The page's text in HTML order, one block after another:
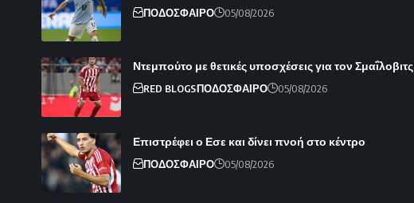
ΠΟΔΟΣΦΑΙΡΟ 05/08/2026
Ντεμπούτο με θετικές υποσχέσεις για τον Σμαΐλοβιτς
RED BLOGSΠΟΔΟΣΦΑΙΡΟ 05/08/2026
Επιστρέφει ο Εσε και δίνει πνοή στο κέντρο
ΠΟΔΟΣΦΑΙΡΟ 05/08/2026